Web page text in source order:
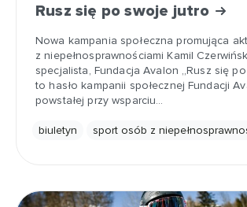
Rusz się po swoje jutro
Nowa kampania społeczna promująca
z niepełnosprawnościami Kamil
specjalista, Fundacja Avalon „Rusz się
to hasło kampanii społecznej Fundacji
powstałej przy wsparciu…
biuletyn sport osób z